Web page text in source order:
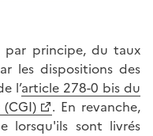
par principe, du taux
les dispositions des
l’article 278-0 bis du
. En revanche,
lorsqu'ils sont livrés